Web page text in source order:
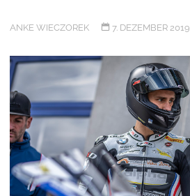
ANKE WIECZOREK 7. DEZEMBER 2019